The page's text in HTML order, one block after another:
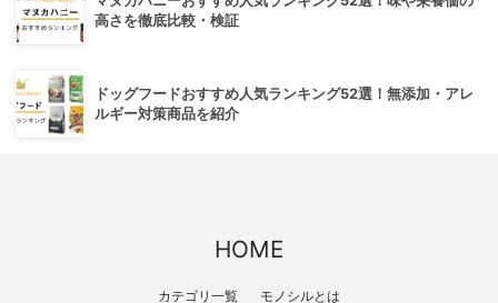
高さを徹底比較・検証
ドッグフードおすすめ人気ランキング52選！無添加・アレ
ルギー対策商品を紹介
HOME
カテゴリ一覧 モノシルとは